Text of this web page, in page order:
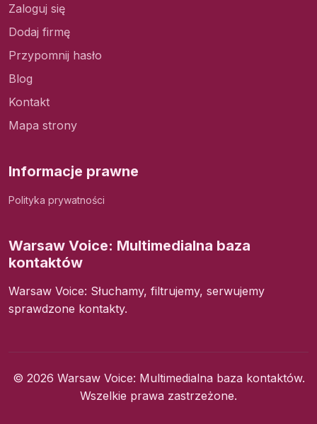
Zaloguj się
Dodaj firmę
Przypomnij hasło
Blog
Kontakt
Mapa strony
Informacje prawne
Polityka prywatności
Warsaw Voice: Multimedialna baza
kontaktów
Warsaw Voice: Słuchamy, filtrujemy, serwujemy
sprawdzone kontakty.
© 2026 Warsaw Voice: Multimedialna baza kontaktów.
Wszelkie prawa zastrzeżone.